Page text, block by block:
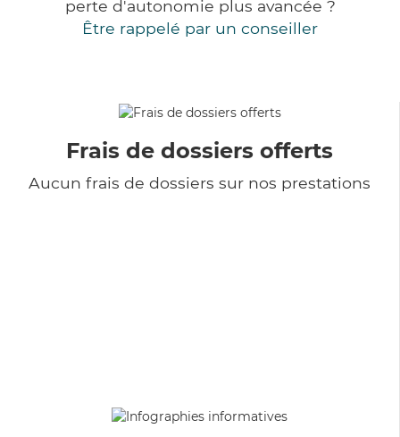
perte d'autonomie plus avancée ?
Être rappelé par un conseiller
Frais de dossiers offerts
Aucun frais de dossiers sur nos prestations